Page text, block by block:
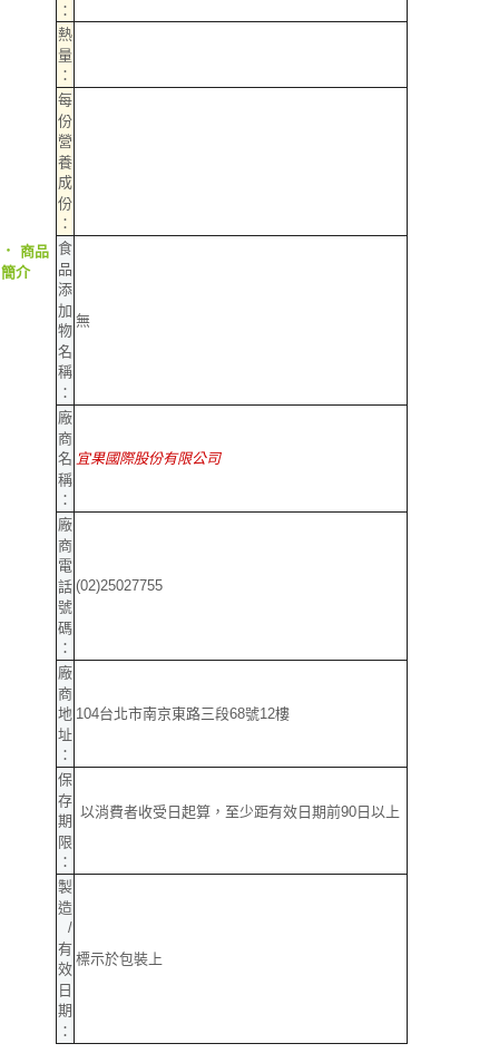
‧ 商品
簡介
：
熱
量
：
每
份
營
養
成
份
：
食
品
添
加
物
名
稱
：
無
廠
商
名
稱
：
宜果國際股份有限公司
廠
商
電
話
號
碼
：
(02)25027755
廠
商
地
址
：
104台北市南京東路三段68號12樓
保
存
期
限
：
以消費者收受日起算，至少距有效日期前90日以上
製
造
/
有
效
日
期
：
標示於包裝上